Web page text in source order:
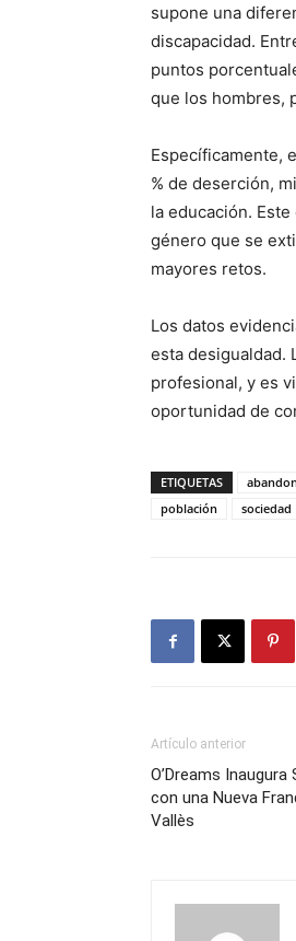
supone una
discapacidad.
puntos
que los hombres,
Específicamente,
% de deserción,
la educación.
género que se
mayores retos.
Los datos
esta desigualdad.
profesional, y es
oportunidad de
ETIQUETAS
población
sociedad
Artículo anterior
O’Dreams
con una Nueva
Vallès